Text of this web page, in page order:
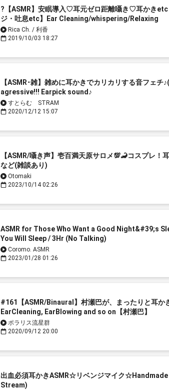
?【ASMR】安眠導入♡耳元ゼロ距離囁き♡耳かき
ジ・吐息etc】Ear Cleaning/whispering/Relaxing
Rica Ch. / 利香
2019/10/03 18:27
【ASMR･雑】雑めに耳かきでカリカリする音フェチ
agressive!!! Earpick sound♪
すとらむ STRAM
2020/12/12 15:07
【ASMR/囁き声】壱百満天原サロメ💯🦂コスプレ！
など(雑談あり)
Otomaki
2023/10/14 02:26
ASMR for Those Who Want a Good Night&#39;s
You Will Sleep / 3Hr (No Talking)
Coromo. ASMR
2023/01/28 01:26
#161【ASMR/Binaural】村瀬巴が、まったりと耳か
EarCleaning, EarBlowing and so on【村瀬巴】
ポラリス流星群
2020/09/12 20:00
出血必須耳かきASMR☆リベンジマイク
Stream)